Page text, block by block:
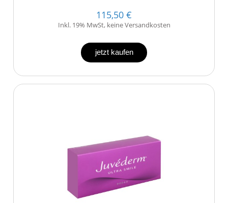
115,50 €
Inkl. 19% MwSt, keine Versandkosten
jetzt kaufen